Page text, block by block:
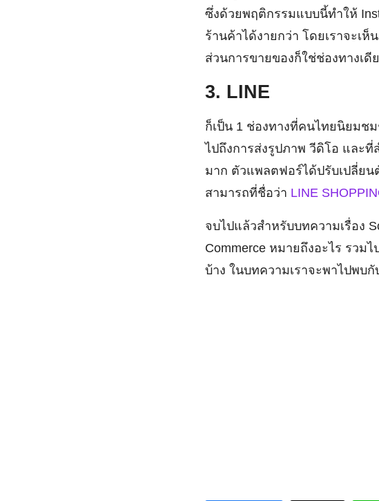
ซึ่งด้วยพฤติกรรมแบบนี้ทำให้
ร้านค้าได้งายกว่า โดยเราจะเ
ส่วนการขายของก็ใช่ช่องทางเดี
3. LINE
ก็เป็น 1 ช่องทางที่คนไทยนิยมช
ไปถึงการส่งรูปภาพ วีดิโอ และ
มาก ตัวแพลตฟอร์ได้ปรับเปลี่ยน
สามารถที่ชื่อว่า LINE
จบไปแล้วสำหรับบทความเรื่อง
Commerce หมายถึงอะไร รวม
บ้าง ในบทความเราจะพาไปพบกั